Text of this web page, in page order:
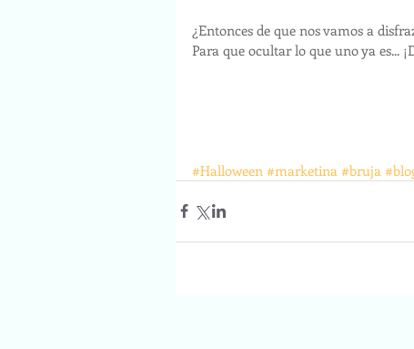
¿Entonces de que nos vamos a
Para que ocultar lo que uno ya es...
#Halloween #marketina #bruja